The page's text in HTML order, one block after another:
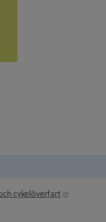
cykelöverfart
Länk till
öppnas i nytt fönster.